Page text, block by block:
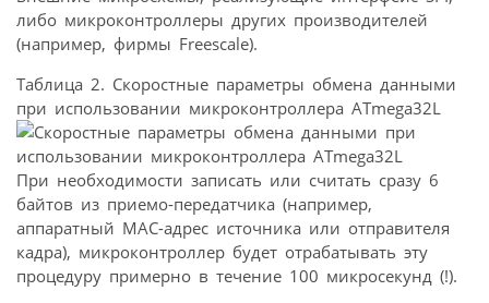
либо микроконтроллеры других производителей
(например, фирмы Freescale).
Таблица 2. Скоростные параметры обмена данными
при использовании микроконтроллера ATmega32L
При необходимости записать или считать сразу 6
байтов из приемо-передатчика (например,
аппаратный MAC-адрес источника или отправителя
кадра), микроконтроллер будет отрабатывать эту
процедуру примерно в течение 100 микросекунд (!).